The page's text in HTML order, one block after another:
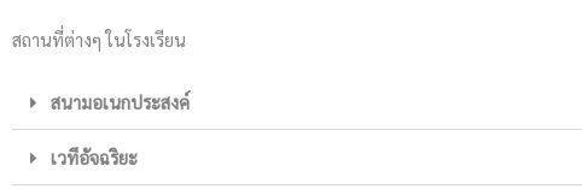
สถานที่ต่างๆ ในโรงเรียน
สนามอเนกประสงค์
เวทีอัจฉริยะ